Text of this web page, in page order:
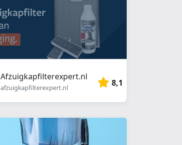
Afzuigkapfilterexpert.nl
afzuigkapfilterexpert.nl 8,1